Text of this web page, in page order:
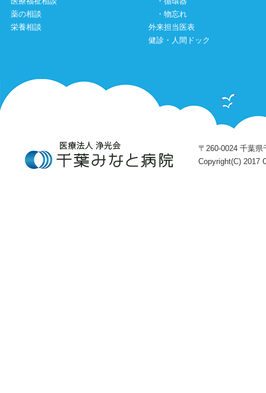
薬の相談
栄養相談
・ 物忘れ
外来担当医表
健診・人間ドック
〒260-0024 千葉
Copyright(C) 2017